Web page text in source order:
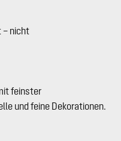
– nicht
feinster
und feine Dekorationen.